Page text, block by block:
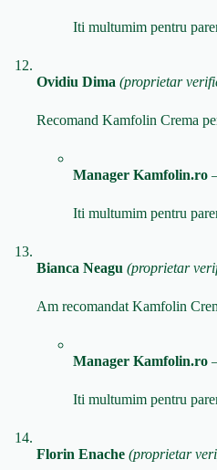
Iti multumim pentru
Ovidiu Dima (proprietar
Recomand Kamfolin Crema
Manager Kamfolin.ro
Iti multumim pentru
Bianca Neagu (proprietar
Am recomandat Kamfolin
Manager Kamfolin.ro
Iti multumim pentru
Florin Enache (proprietar